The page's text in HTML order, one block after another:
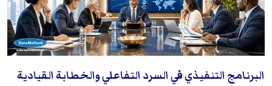
البرنامج التنفيذي في السرد التفاعلي والخطابة القيادية